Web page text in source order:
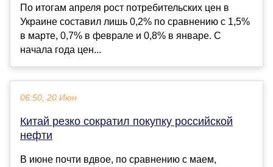
По итогам апреля рост потребительских цен в
Украине составил лишь 0,2% по сравнению с 1,5%
в марте, 0,7% в феврале и 0,8% в январе. С
начала года цен...
06:50, 20 Июн
Китай резко сократил покупку российской
нефти
В июне почти вдвое, по сравнению с маем,